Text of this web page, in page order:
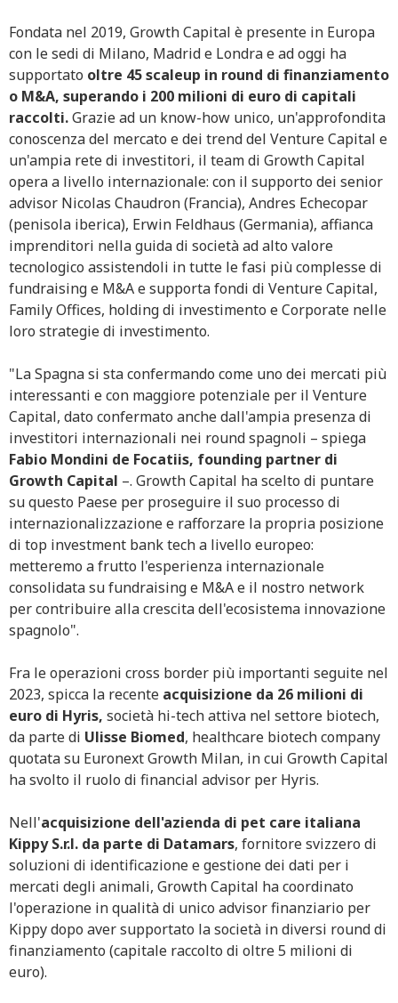
Fondata nel 2019, Growth Capital è presente in Europa
con le sedi di Milano, Madrid e Londra e ad oggi ha
supportato oltre 45 scaleup in round di finanziamento
o M&A, superando i 200 milioni di euro di capitali
raccolti.Grazie ad un know-how unico, un'approfondita
conoscenza del mercato e dei trend del Venture Capital e
un'ampia rete di investitori, il team di Growth Capital
opera a livello internazionale: con il supporto dei senior
advisor Nicolas Chaudron (Francia), Andres Echecopar
(penisola iberica), Erwin Feldhaus (Germania), affianca
imprenditori nella guida di società ad alto valore
tecnologico assistendoli in tutte le fasi più complesse di
fundraising e M&A e supporta fondi di Venture Capital,
Family Offices, holding di investimento e Corporate nelle
loro strategie di investimento.
"La Spagna si sta confermando come uno dei mercati più
interessanti e con maggiore potenziale per il Venture
Capital, dato confermato anche dall'ampia presenza di
investitori internazionali nei round spagnoli – spiega
Fabio Mondini de Focatiis, founding partner di
Growth Capital –. Growth Capital ha scelto di puntare
su questo Paese per proseguire il suo processo di
internazionalizzazione e rafforzare la propria posizione
di top investment bank tech a livello europeo:
metteremo a frutto l'esperienza internazionale
consolidata su fundraising e M&A e il nostro network
per contribuire alla crescita dell'ecosistema innovazione
spagnolo".
Fra le operazioni cross border più importanti seguite nel
2023, spicca la recente acquisizione da 26 milioni di
euro di Hyris, società hi-tech attiva nel settore biotech,
da parte di Ulisse Biomed, healthcare biotech company
quotata su Euronext Growth Milan, in cui Growth Capital
ha svolto il ruolo di financial advisor per Hyris.
Nell'acquisizione dell'azienda di pet care italiana
Kippy S.r.l. da parte di Datamars, fornitore svizzero di
soluzioni di identificazione e gestione dei dati per i
mercati degli animali, Growth Capital ha coordinato
l'operazione in qualità di unico advisor finanziario per
Kippy dopo aver supportato la società in diversi round di
finanziamento (capitale raccolto di oltre 5 milioni di
euro).